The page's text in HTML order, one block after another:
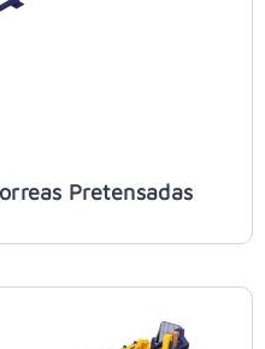
Pretensadas